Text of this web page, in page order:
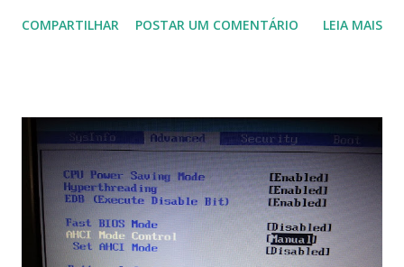
Na última versão 0.100, a coleção contém mais de 8.000
COMPARTILHAR POSTAR UM COMENTÁRIO LEIA MAIS